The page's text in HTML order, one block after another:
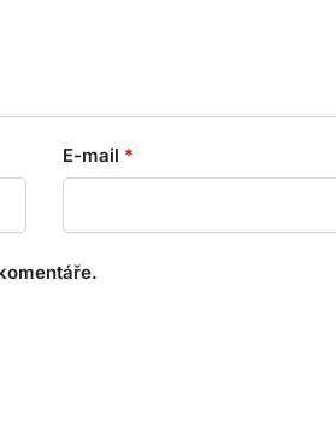
E-mail *